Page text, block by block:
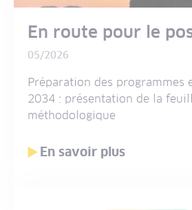
En route pour le
05/2026
Préparation des programmes
2034 : présentation de la
méthodologique
En savoir plus